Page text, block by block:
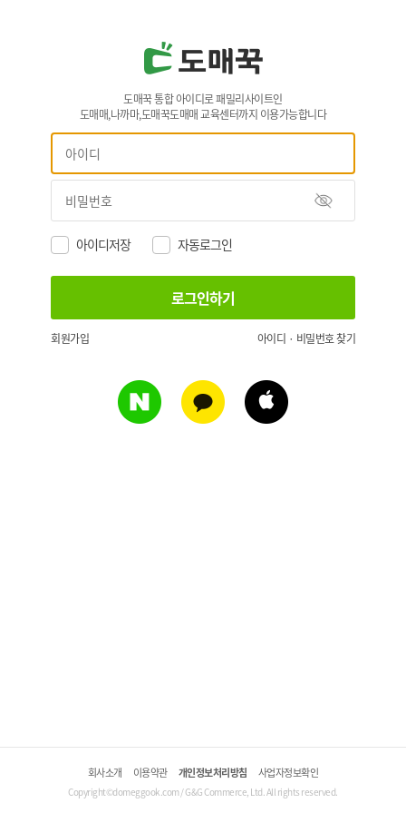
도매꾹 통합 아이디로 패밀리사이트인
도매매,나까마,도매꾹도매매 교육센터까지 이용가능합니다
아이디저장 자동로그인
회원가입 아이디 · 비밀번호 찾기
회사소개 이용약관 개인정보처리방침 사업자정보확인
Copyright©domeggook.com / G&G Commerce, Ltd. All rights reserved.